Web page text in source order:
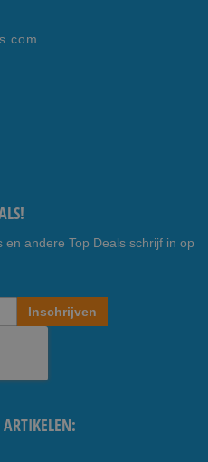
en andere Top Deals schrijf in op
Inschrijven
ARTIKELEN: